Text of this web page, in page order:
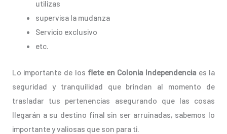
utilizas
supervisa la mudanza
Servicio exclusivo
etc.
Lo importante de los flete en Colonia Independenciaes la
seguridad y tranquilidad que brindan al momento de
trasladar tus pertenencias asegurando que las cosas
llegarán a su destino final sin ser arruinadas, sabemos lo
importante y valiosas que son para ti.